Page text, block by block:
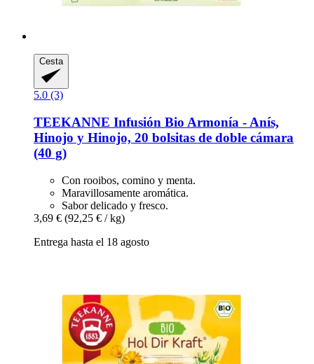
Cesta
5.0 (3)
TEEKANNE Infusión Bio Armonía -​ Anís,
Hinojo y Hinojo, 20 bolsitas de doble cámara
(40 g)
Con rooibos, comino y menta.
Maravillosamente aromática.
Sabor delicado y fresco.
3,69 € (92,25 € / kg)
Entrega hasta el 18 agosto